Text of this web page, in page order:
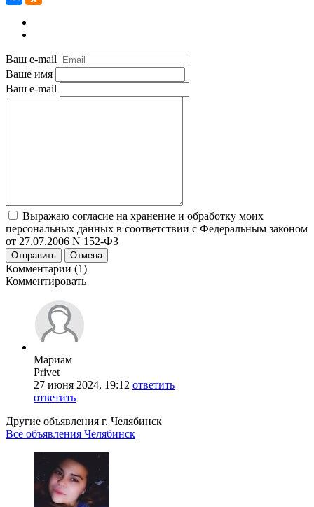
Ваш e-mail
Ваше имя
Ваш e-mail
Выражаю согласие на хранение и обработку моих
персональных данных в соответствии с Федеральным законом
от 27.07.2006 N 152-ФЗ
Отправить Отмена
Комментарии (1)
Комментировать
Мариам
Privet
27 июня 2024, 19:12 ответить
ответить
Другие объявления г. Челябинск
Все объявления Челябинск